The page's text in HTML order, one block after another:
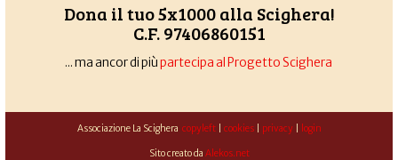
Dona il tuo 5x1000 alla Scighera!
C.F. 97406860151
... ma ancor di piùpartecipa al Progetto Scighera
Associazione La Scighera copyleft| cookies| privacy| login
Sito creato da Alekos.net